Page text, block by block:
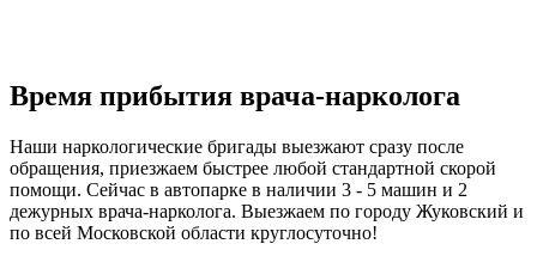
Время прибытия врача-нарколога
Наши наркологические бригады выезжают сразу после
обращения, приезжаем быстрее любой стандартной скорой
помощи. Сейчас в автопарке в наличии 3 - 5 машин и 2
дежурных врача-нарколога. Выезжаем по городу Жуковский и
по всей Московской области круглосуточно!